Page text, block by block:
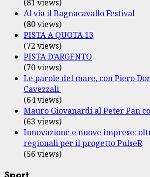
(81 views)
Al via il Bagnacavallo Festival
(80 views)
PISTA A QUOTA 13
(72 views)
PISTA D’ARGENTO
(70 views)
Le parole del mare, con Piero
Cavezzali
(64 views)
Mauro Giovanardi al Peter Pan
(63 views)
Innovazione e nuove imprese:
regionali per il progetto PulseR
(56 views)